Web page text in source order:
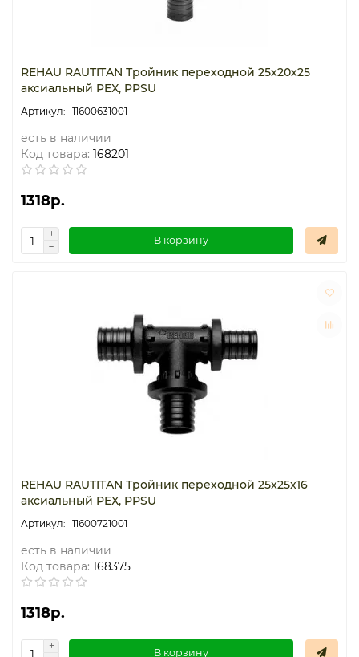
REHAU RAUTITAN Тройник переходной 25x20x25
аксиальный PEX, PPSU
11600631001
есть в наличии
Код товара: 168201
1318р.
В корзину
REHAU RAUTITAN Тройник переходной 25x25x16
аксиальный PEX, PPSU
11600721001
есть в наличии
Код товара: 168375
1318р.
В корзину